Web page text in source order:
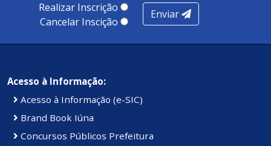
Realizar Inscrição
Cancelar Inscição
Enviar
Acesso à Informação:
Acesso à Informação (e-SIC)
Brand Book Iúna
Concursos Públicos Prefeitura